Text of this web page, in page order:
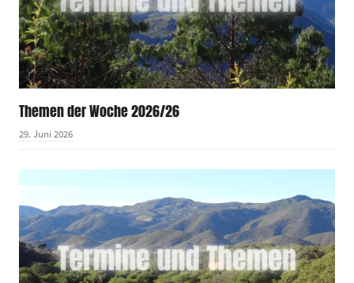
Themen der Woche 2026/26
29. Juni 2026